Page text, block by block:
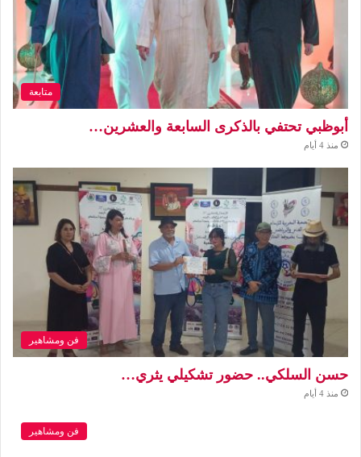
متابعة
أبوظبي تحتفي بالذكرى السابعة والعشرين…
منذ 4 أيام
فن ومشاهير
حسن السلكي.. حضور تشكيلي يثري…
منذ 4 أيام
فن ومشاهير